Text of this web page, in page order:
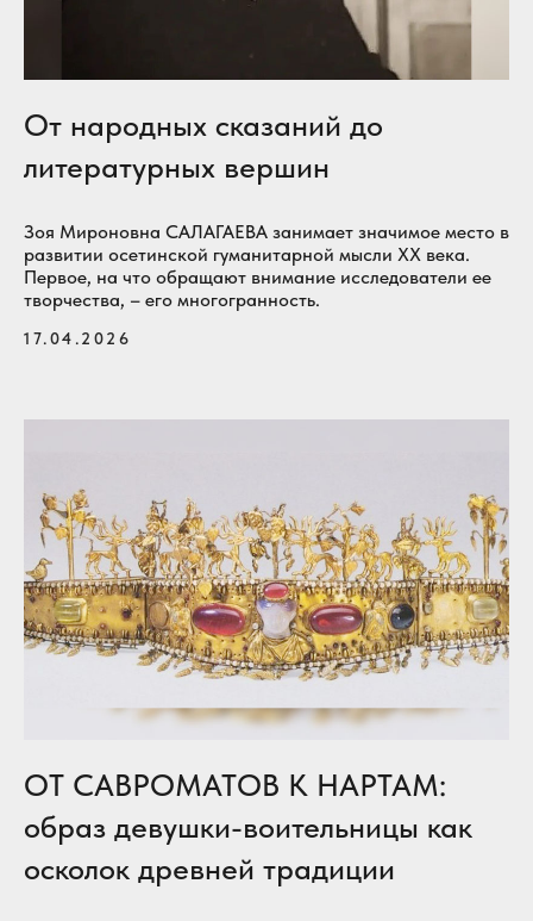
От народных сказаний до
литературных вершин
Зоя Мироновна САЛАГАЕВА занимает значимое место в
развитии осетинской гуманитарной мысли XX века.
Первое, на что обращают внимание исследователи ее
творчества, – его многогранность.
17.04.2026
ОТ САВРОМАТОВ К НАРТАМ:
образ девушки-воительницы как
осколок древней традиции